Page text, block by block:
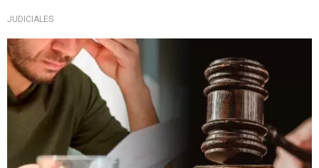
JUDICIALES
Debate en redes sociales